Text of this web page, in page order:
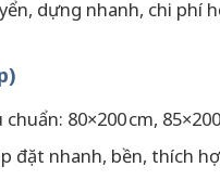
dựng nhanh, chi phí
80×200 cm,
đặt nhanh, bền, thích